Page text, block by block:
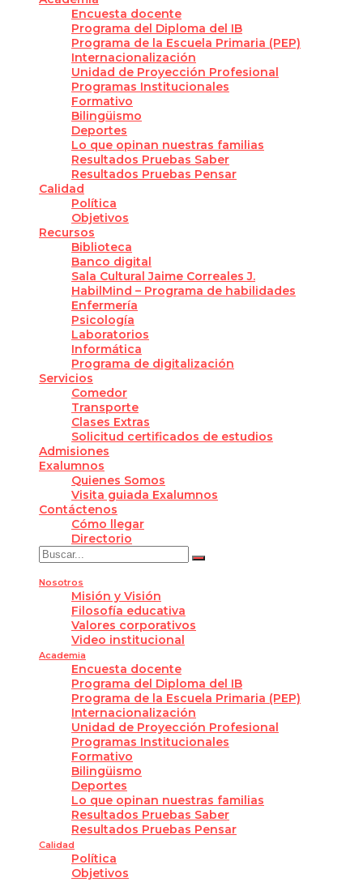
Encuesta docente
Programa del Diploma del IB
Programa de la Escuela Primaria (PEP)
Internacionalización
Unidad de Proyección Profesional
Programas Institucionales
Formativo
Bilingüismo
Deportes
Lo que opinan nuestras familias
Resultados Pruebas Saber
Resultados Pruebas Pensar
Calidad
Política
Objetivos
Recursos
Biblioteca
Banco digital
Sala Cultural Jaime Correales J.
HabilMind – Programa de habilidades
Enfermería
Psicología
Laboratorios
Informática
Programa de digitalización
Servicios
Comedor
Transporte
Clases Extras
Solicitud certificados de estudios
Admisiones
Exalumnos
Quienes Somos
Visita guiada Exalumnos
Contáctenos
Cómo llegar
Directorio
Nosotros
Misión y Visión
Filosofía educativa
Valores corporativos
Video institucional
Academia
Encuesta docente
Programa del Diploma del IB
Programa de la Escuela Primaria (PEP)
Internacionalización
Unidad de Proyección Profesional
Programas Institucionales
Formativo
Bilingüismo
Deportes
Lo que opinan nuestras familias
Resultados Pruebas Saber
Resultados Pruebas Pensar
Calidad
Política
Objetivos